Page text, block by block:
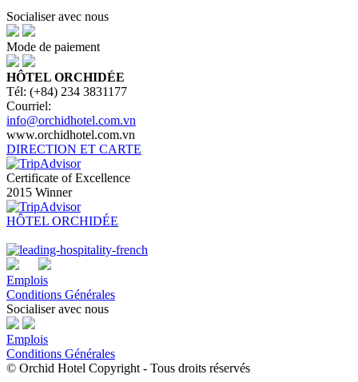
Socialiser avec nous
Mode de paiement
HÔTEL ORCHIDÉE
Tél: (+84) 234 3831177
Courriel:
info@orchidhotel.com.vn
www.orchidhotel.com.vn
DIRECTION ET CARTE
Certificate of Excellence
2015 Winner
HÔTEL ORCHIDÉE
Emplois
Conditions Générales
Socialiser avec nous
Emplois
Conditions Générales
© Orchid Hotel Copyright - Tous droits réservés